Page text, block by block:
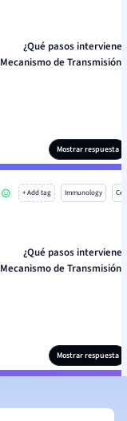
¿Qué pasos
Mecanismo de Transmisión
Mostrar respuesta
+ Add tag Immunology
¿Qué pasos
Mecanismo de Transmisión
Mostrar respuesta